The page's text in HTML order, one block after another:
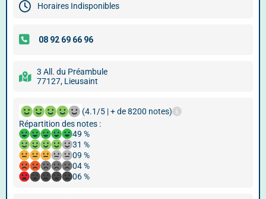
Horaires Indisponibles
3 All. du Préambule
77127, Lieusaint
(4.1/5 | + de 8200 notes)
Répartition des notes :
49 %
31 %
09 %
04 %
06 %